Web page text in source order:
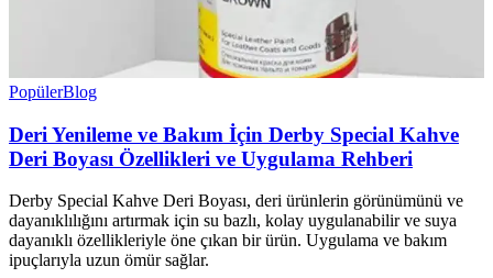
PopülerBlog
Deri Yenileme ve Bakım İçin Derby Special Kahve
Deri Boyası Özellikleri ve Uygulama Rehberi
Derby Special Kahve Deri Boyası, deri ürünlerin görünümünü ve
dayanıklılığını artırmak için su bazlı, kolay uygulanabilir ve suya
dayanıklı özellikleriyle öne çıkan bir ürün. Uygulama ve bakım
ipuçlarıyla uzun ömür sağlar.